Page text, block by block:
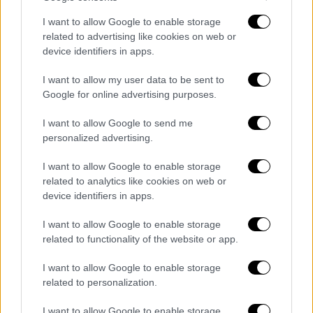
I want to allow Google to enable storage
related to advertising like cookies on web or
device identifiers in apps.
I want to allow my user data to be sent to
Google for online advertising purposes.
I want to allow Google to send me
personalized advertising.
I want to allow Google to enable storage
related to analytics like cookies on web or
device identifiers in apps.
I want to allow Google to enable storage
related to functionality of the website or app.
I want to allow Google to enable storage
related to personalization.
ουσιαστικά θα τοποθετείται η γραμμή του
οφσάιντ που θα αποσαφηνίζει γρήγορα και
σχεδόν αλάνθαστα (μέχρι να αποδειχτεί στην
Semi-automated offside technology
to be used at FIFA World Cup 2022™.
System provides an automated
officials team. 3D animation
improves communication to in-
stadium fans and television viewers.
👉
https://t.co/sSWofZErPK#FootballTe
chnology
pic.twitter.com/D1e0ZrBvVb
— FIFA Media (@fifamedia)July 1,